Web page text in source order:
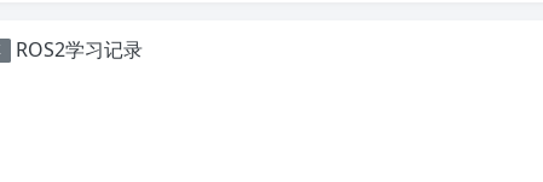
ROS2学习记录